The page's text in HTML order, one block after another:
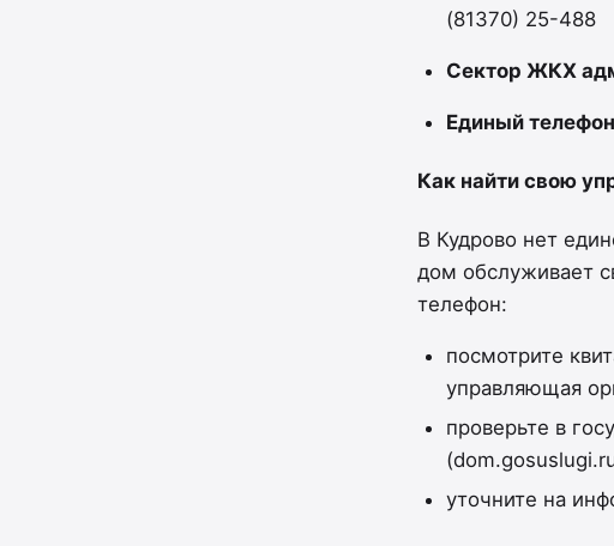
(81370) 25-488
Сектор ЖКХ
Единый
Как найти свою
В Кудрово нет
дом обслуживает
телефон:
посмотрите
управляющая
проверьте в
уточните на